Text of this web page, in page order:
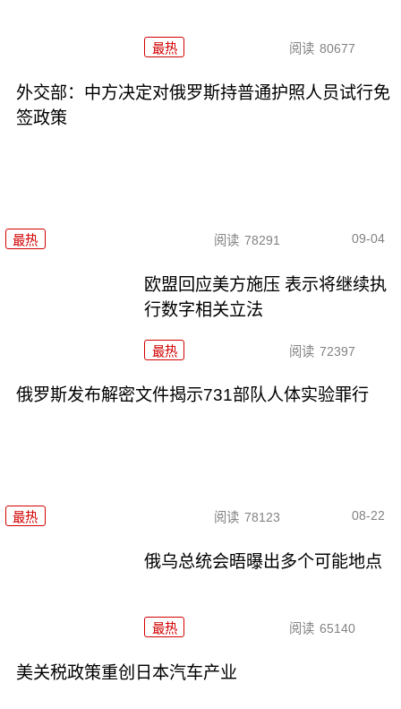
最热 阅读 80677
外交部：中方决定对俄罗斯持普通护照人员试行免
签政策
最热 阅读 78291 09-04
欧盟回应美方施压 表示将继续执
行数字相关立法
最热 阅读 72397
俄罗斯发布解密文件揭示731部队人体实验罪行
最热 阅读 78123 08-22
俄乌总统会晤曝出多个可能地点
最热 阅读 65140
美关税政策重创日本汽车产业